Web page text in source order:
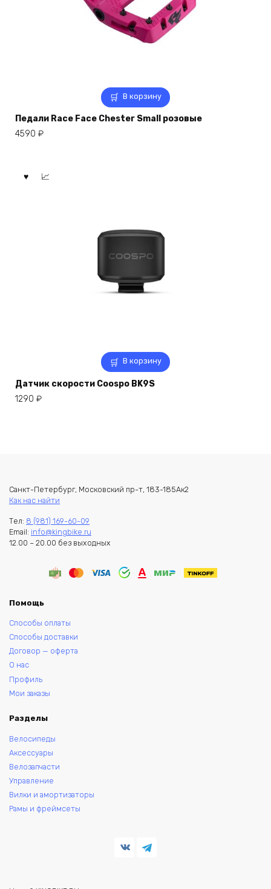
В корзину
Педали Race Face Chester Small розовые
4590 ₽
В корзину
Датчик скорости Coospo BK9S
1290 ₽
Санкт-Петербург, Московский пр-т, 183-185Ак2
Как нас найти
Тел: 8 (981) 169-60-09
Email: info@kingbike.ru
12.00 – 20.00 без выходных
Помощь
Способы оплаты
Способы доставки
Договор — оферта
О нас
Профиль
Мои заказы
Разделы
Велосипеды
Аксессуары
Велозапчасти
Управление
Вилки и амортизаторы
Рамы и фреймсеты